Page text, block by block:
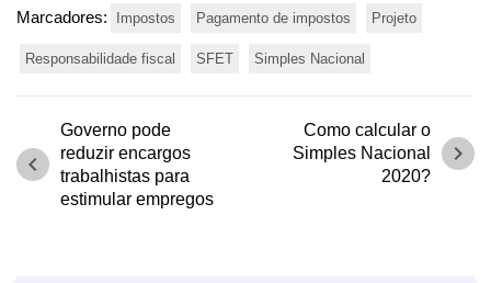
Marcadores: Impostos Pagamento de impostos Projeto
Responsabilidade fiscal SFET Simples Nacional
Governo pode
reduzir encargos
trabalhistas para
estimular empregos
chevron_left
Como calcular o
Simples Nacional
2020?
chevron_right